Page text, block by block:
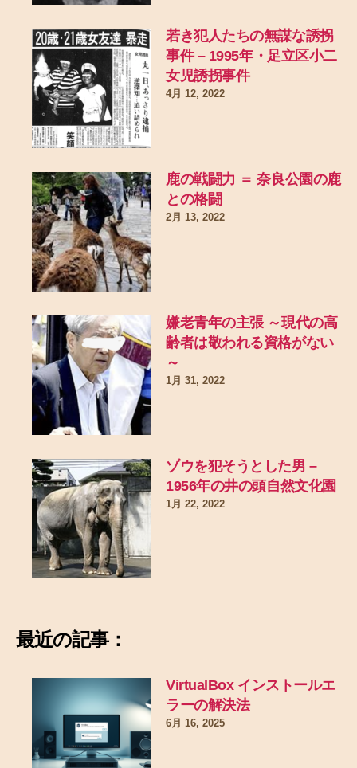
若き犯人たちの無謀な誘拐
事件 – 1995年・足立区小二
女児誘拐事件
4月 12, 2022
鹿の戦闘力 ＝ 奈良公園の鹿
との格闘
2月 13, 2022
嫌老青年の主張 ～現代の高
齢者は敬われる資格がない
～
1月 31, 2022
ゾウを犯そうとした男 –
1956年の井の頭自然文化園
1月 22, 2022
最近の記事：
VirtualBox インストールエ
ラーの解決法
6月 16, 2025